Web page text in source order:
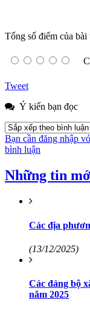
Tổng số điểm của
Tweet
Ý kiến bạn đọc
Bạn cần đăng nhập
bình luận
Những tin
Các địa
(13/12/2025)
Các đảng bộ
năm 2025